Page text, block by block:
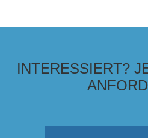
INTERESSIERT?